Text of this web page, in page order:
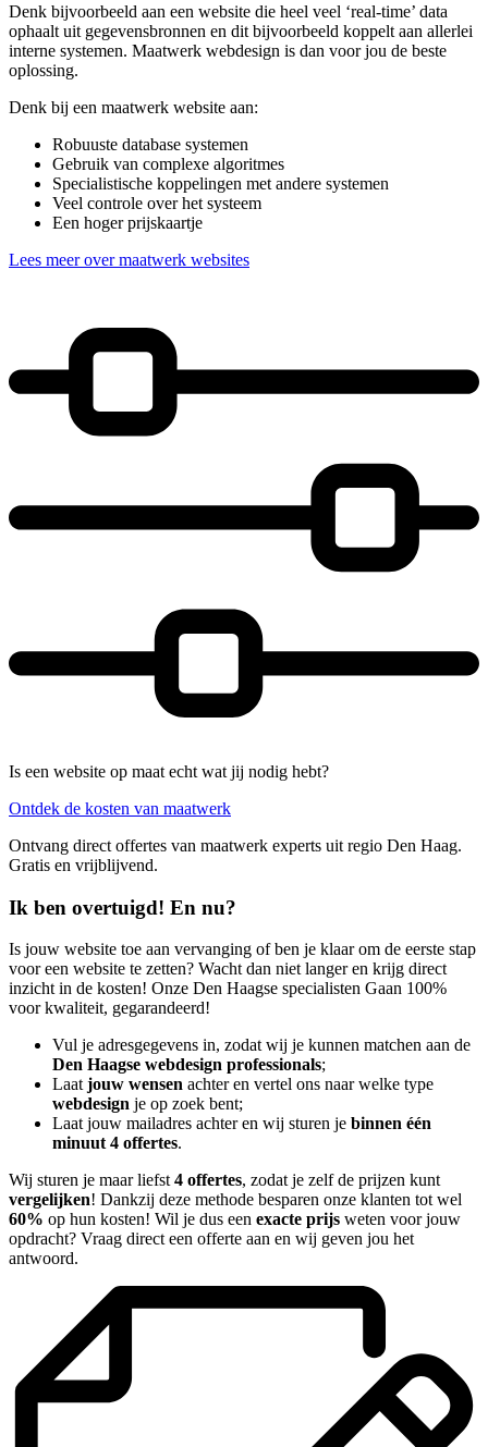
Denk bijvoorbeeld aan een website die heel veel ‘real-time’ data
ophaalt uit gegevensbronnen en dit bijvoorbeeld koppelt aan allerlei
interne systemen. Maatwerk webdesign is dan voor jou de beste
oplossing.
Denk bij een maatwerk website aan:
Robuuste database systemen
Gebruik van complexe algoritmes
Specialistische koppelingen met andere systemen
Veel controle over het systeem
Een hoger prijskaartje
Lees meer over maatwerk websites
Is een website op maat echt wat jij nodig hebt?
Ontdek de kosten van maatwerk
Ontvang direct offertes van maatwerk experts uit regio Den Haag.
Gratis en vrijblijvend.
Ik ben overtuigd! En nu?
Is jouw website toe aan vervanging of ben je klaar om de eerste stap
voor een website te zetten? Wacht dan niet langer en krijg direct
inzicht in de kosten! Onze Den Haagse specialisten Gaan 100%
voor kwaliteit, gegarandeerd!
Vul je adresgegevens in, zodat wij je kunnen matchen aan de
Den Haagse webdesign professionals;
Laat jouw wensen achter en vertel ons naar welke type
webdesign je op zoek bent;
Laat jouw mailadres achter en wij sturen je binnen één
minuut 4 offertes.
Wij sturen je maar liefst 4 offertes, zodat je zelf de prijzen kunt
vergelijken! Dankzij deze methode besparen onze klanten tot wel
60% op hun kosten! Wil je dus een exacte prijs weten voor jouw
opdracht? Vraag direct een offerte aan en wij geven jou het
antwoord.